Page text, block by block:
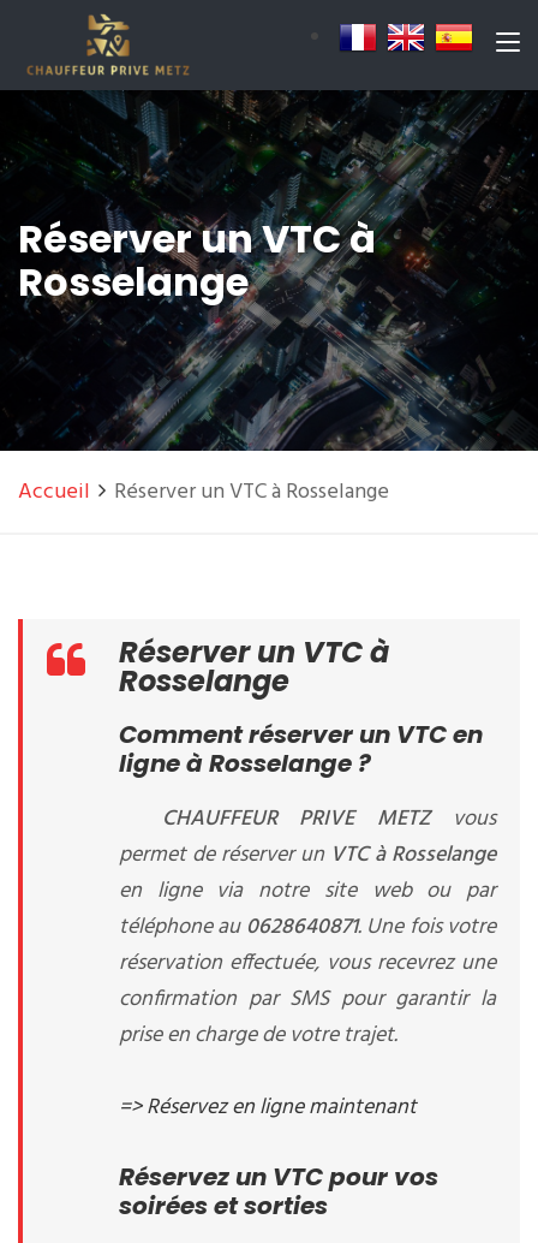
Réserver un VTC à
Rosselange
Accueil Réserver un VTC à Rosselange
Réserver un VTC à
Rosselange
Comment réserver un VTC en
ligne à Rosselange ?
CHAUFFEUR PRIVE METZ vous
permet de réserver un VTC à Rosselange
en ligne via notre site web ou par
téléphone au 0628640871. Une fois votre
réservation effectuée, vous recevrez une
confirmation par SMS pour garantir la
prise en charge de votre trajet.
=> Réservez en ligne maintenant
Réservez un VTC pour vos
soirées et sorties